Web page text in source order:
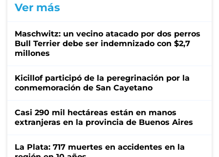
Ver más
Maschwitz: un vecino atacado por dos perros
Bull Terrier debe ser indemnizado con $2,7
millones
Kicillof participó de la peregrinación por la
conmemoración de San Cayetano
Casi 290 mil hectáreas están en manos
extranjeras en la provincia de Buenos Aires
La Plata: 717 muertes en accidentes en la